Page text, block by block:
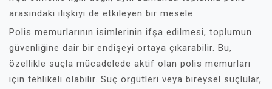
arasındaki ilişkiyi de etkileyen bir mesele.
Polis memurlarının isimlerinin ifşa edilmesi, toplumun
güvenliğine dair bir endişeyi ortaya çıkarabilir. Bu,
özellikle suçla mücadelede aktif olan polis memurları
için tehlikeli olabilir. Suç örgütleri veya bireysel suçlular,